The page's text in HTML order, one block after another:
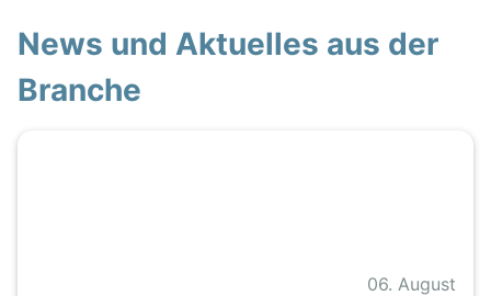
News und Aktuelles aus der
Branche
06. August